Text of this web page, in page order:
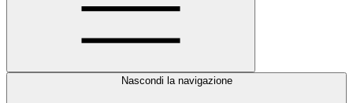
Nascondi la navigazione